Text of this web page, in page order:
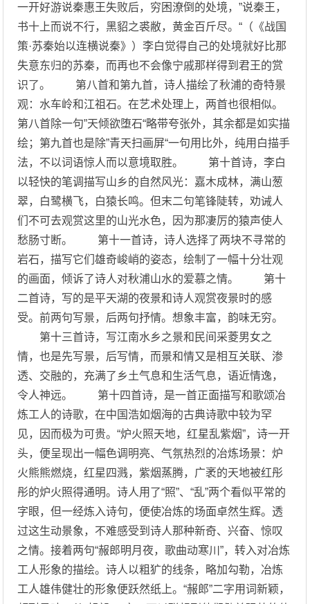
一开好游说秦惠王失败后，穷困潦倒的处境，”说秦王，
书十上而说不行，黑貂之裘敝，黄金百斤尽。“（《战国
策·苏秦始以连横说秦》）李白觉得自己的处境就好比那
失意东归的苏秦，而再也不会像宁戚那样得到君王的赏
识了。 第八首和第九首，诗人描绘了秋浦的奇特景
观：水车岭和江祖石。在艺术处理上，两首也很相似。
第八首除一句”天倾欲堕石“略带夸张外，其余都是如实描
绘；第九首也是除”青天扫画屏“一句用比外，纯用白描手
法，不以词语惊人而以意境取胜。 第十首诗，李白
以轻快的笔调描写山乡的自然风光：嘉木成林，满山葱
翠，白鹭横飞，白猿长鸣。但末二句笔锋陡转，劝诫人
们不可去观赏这里的山光水色，因为那凄厉的猿声使人
愁肠寸断。 第十一首诗，诗人选择了两块不寻常的
岩石，描写它们雄奇峻峭的姿态，绘制了一幅十分壮观
的画面，倾诉了诗人对秋浦山水的爱慕之情。 第十
二首诗，写的是平天湖的夜景和诗人观赏夜景时的感
受。前两句写景，后两句抒情。想象丰富，韵味无穷。
第十三首诗，写江南水乡之景和民间采菱男女之
情，也是先写景，后写情，而景和情又是相互关联、渗
透、交融的，充满了乡土气息和生活气息，语近情逸，
令人神远。 第十四首诗，是一首正面描写和歌颂冶
炼工人的诗歌，在中国浩如烟海的古典诗歌中较为罕
见，因而极为可贵。“炉火照天地，红星乱紫烟”，诗一开
头，便呈现出一幅色调明亮、气氛热烈的冶炼场景：炉
火熊熊燃烧，红星四溅，紫烟蒸腾，广袤的天地被红彤
彤的炉火照得通明。诗人用了“照”、“乱”两个看似平常的
字眼，但一经炼入诗句，便使冶炼的场面卓然生辉。透
过这生动景象，不难感受到诗人那种新奇、兴奋、惊叹
之情。接着两句“赧郎明月夜，歌曲动寒川”，转入对冶炼
工人形象的描绘。诗人以粗犷的线条，略加勾勒，冶炼
工人雄伟健壮的形象便跃然纸上。“赧郎”二字用词新颖，